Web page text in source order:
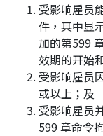
受影响雇员
件，其中显
加的第599
效期的开始
受影响雇员
或以上；及
受影响雇员
599 章命令